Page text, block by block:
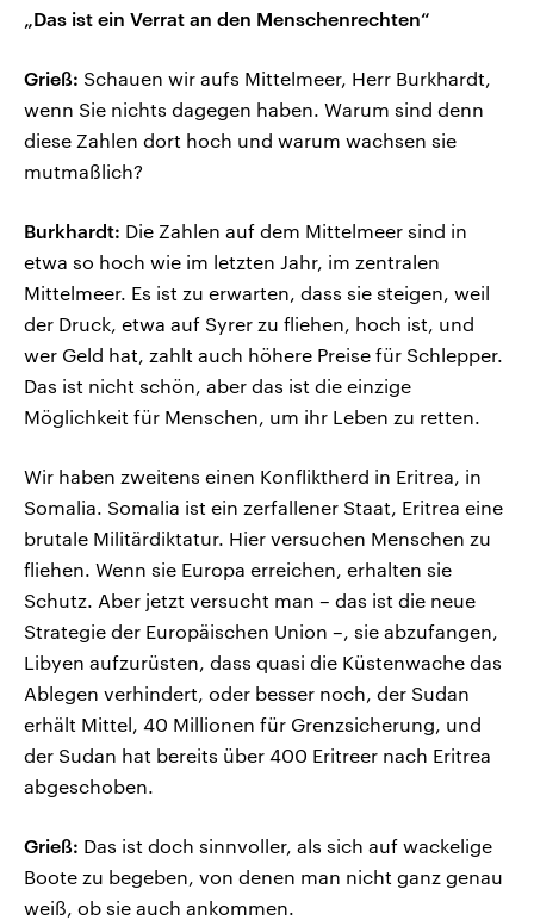
„Das ist ein Verrat an den Menschenrechten“
Grieß: Schauen wir aufs Mittelmeer, Herr Burkhardt,
wenn Sie nichts dagegen haben. Warum sind denn
diese Zahlen dort hoch und warum wachsen sie
mutmaßlich?
Burkhardt: Die Zahlen auf dem Mittelmeer sind in
etwa so hoch wie im letzten Jahr, im zentralen
Mittelmeer. Es ist zu erwarten, dass sie steigen, weil
der Druck, etwa auf Syrer zu fliehen, hoch ist, und
wer Geld hat, zahlt auch höhere Preise für Schlepper.
Das ist nicht schön, aber das ist die einzige
Möglichkeit für Menschen, um ihr Leben zu retten.
Wir haben zweitens einen Konfliktherd in Eritrea, in
Somalia. Somalia ist ein zerfallener Staat, Eritrea eine
brutale Militärdiktatur. Hier versuchen Menschen zu
fliehen. Wenn sie Europa erreichen, erhalten sie
Schutz. Aber jetzt versucht man – das ist die neue
Strategie der Europäischen Union –, sie abzufangen,
Libyen aufzurüsten, dass quasi die Küstenwache das
Ablegen verhindert, oder besser noch, der Sudan
erhält Mittel, 40 Millionen für Grenzsicherung, und
der Sudan hat bereits über 400 Eritreer nach Eritrea
abgeschoben.
Grieß: Das ist doch sinnvoller, als sich auf wackelige
Boote zu begeben, von denen man nicht ganz genau
weiß, ob sie auch ankommen.